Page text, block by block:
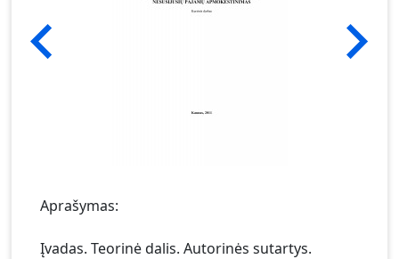
Aprašymas:
Įvadas. Teorinė dalis. Autorinės sutartys.